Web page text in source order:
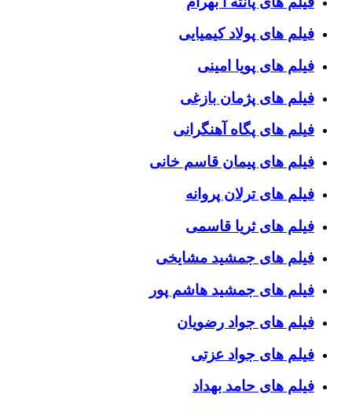
فیلم های پولاد کیمیایی
فیلم های پویا امینی
فیلم های پژمان بازغی
فیلم های پگاه آهنگرانی
فیلم های پیمان قاسم خانی
فیلم های ترلان پروانه
فیلم های ثریا قاسمی
فیلم های جمشید مشایخی
فیلم های جمشید هاشم پور
فیلم های جواد رضویان
فیلم های جواد عزتی
فیلم های حامد بهداد